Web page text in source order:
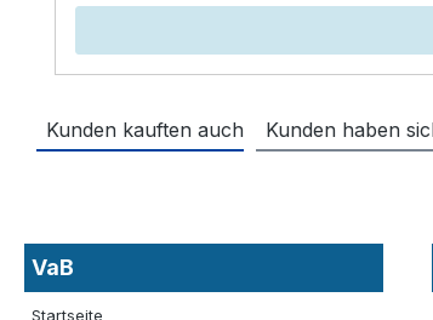
Kunden kauften auch Kunden haben
VaB
Startseite